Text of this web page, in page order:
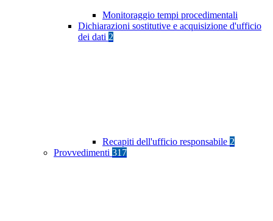
Monitoraggio tempi procedimentali
Dichiarazioni sostitutive e acquisizione d'ufficio
dei dati 2
Recapiti dell'ufficio responsabile 2
Provvedimenti 317